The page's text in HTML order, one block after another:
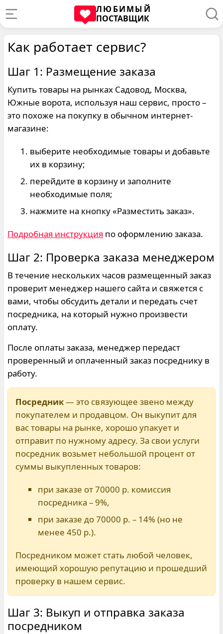
ЛЮБИМЫЙ
ПОСТАВЩИК
Как работает сервис?
Шаг 1: Размещение заказа
Купить товары на рынках Садовод, Москва,
Южные ворота, используя наш сервис, просто –
это похоже на покупку в обычном интернет-
магазине:
выберите необходимые товары и добавьте
их в корзину;
перейдите в корзину и заполните
необходимые поля;
нажмите на кнопку «Разместить заказ».
Подробная инструкция по оформлению заказа.
Шаг 2: Проверка заказа менеджером
В течение нескольких часов размещенный заказ
проверит менеджер нашего сайта и свяжется с
вами, чтобы обсудить детали и передать счет
посредника, на который нужно произвести
оплату.
После оплаты заказа, менеджер передаст
проверенный и оплаченный заказ посреднику в
работу.
Посредник— это связующее звено между
покупателем и продавцом. Он выкупит для
вас товары на рынке, хорошо упакует и
отправит по нужному адресу. За свои услуги
посредник возьмет небольшой процент от
суммы выкупленных товаров:
при заказе от 70000 р. комиссия
посредника – 9%,
при заказе до 70000 р. – 14% (но не
менее 450 р.).
Посредником может стать любой человек,
имеющий хорошую репутацию и прошедший
проверку в нашем сервис.
Шаг 3: Выкуп и отправка заказа
посредником